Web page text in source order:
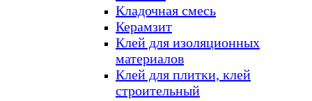
Кладочная смесь
Керамзит
Клей для изоляционных
материалов
Клей для плитки, клей
строительный